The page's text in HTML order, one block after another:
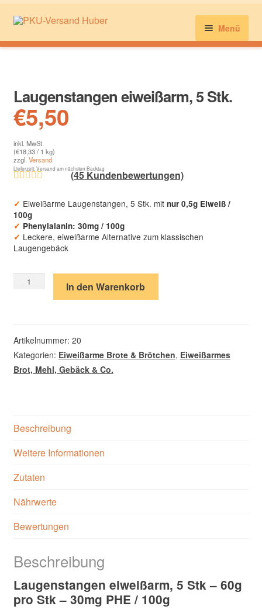
Menü
Milch, Käse, Wurst & Co.
Nudeln, Reis, Puffer & Co.
Kundenkonto
Laugenstangen eiweißarm, 5 Stk.
€5,50
inkl. MwSt.
(€18,33/ 1 kg)
zzgl. Versand
Lieferzeit: Versand am nächsten Backtag
4.59von 5,
basierend
auf
Kundenbew
(45Kundenbewertungen)
✓ Eiweißarme Laugenstangen, 5 Stk. mit nur 0,5g Eiweiß /
100g
✓ Phenylalanin: 30mg / 100g
✓ Leckere, eiweißarme Alternative zum klassischen
Laugengebäck
Laugenstangen
Menge
In den Warenkorb
Artikelnummer: 20
Kategorien: Eiweißarme Brote & Brötchen, Eiweißarmes
Brot, Mehl, Gebäck & Co.
Beschreibung
Weitere Informationen
Zutaten
Nährwerte
Bewertungen
Beschreibung
Laugenstangen eiweißarm, 5 Stk – 60g
pro Stk – 30mg PHE / 100g